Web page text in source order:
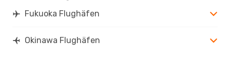
Fukuoka Flughäfen
Okinawa Flughäfen